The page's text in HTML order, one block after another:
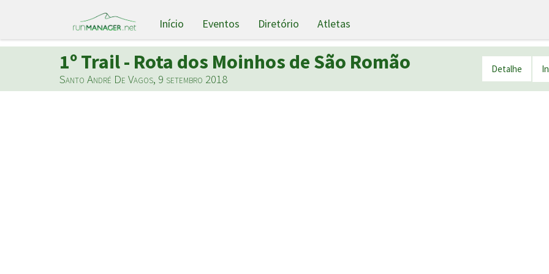
Início Eventos Diretório Atletas
1º Trail - Rota dos Moinhos de São Romão
Santo André De Vagos, 9 setembro 2018
Detalhe